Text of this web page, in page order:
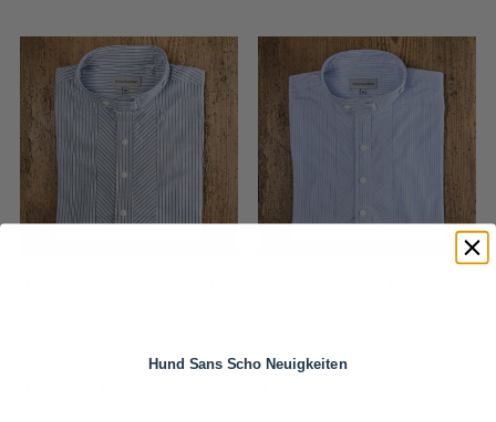
Baumwolle 40% recycelte PES
Hund Sans Scho Neuigkeiten